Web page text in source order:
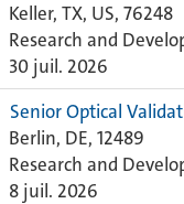
Keller, TX, US, 76248
Research and
30 juil. 2026
Senior Optical
Berlin, DE, 12489
Research and
8 juil. 2026